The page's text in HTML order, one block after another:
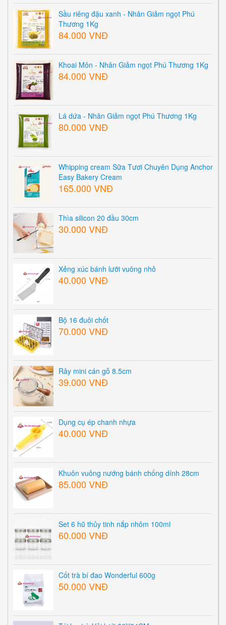
Sầu riêng đậu xanh - Nhân Giảm ngọt Phú
Thương 1Kg
84.000 VNĐ
Khoai Môn - Nhân Giảm ngọt Phú Thương 1Kg
84.000 VNĐ
Lá dứa - Nhân Giảm ngọt Phú Thương 1Kg
80.000 VNĐ
Whipping cream Sữa Tươi Chuyên Dụng Anchor
Easy Bakery Cream
165.000 VNĐ
Thìa silicon 20 đầu 30cm
30.000 VNĐ
Xẻng xúc bánh lưỡi vuông nhỏ
40.000 VNĐ
Bộ 16 đuôi chốt
70.000 VNĐ
Rây mini cán gỗ 8.5cm
39.000 VNĐ
Dụng cụ ép chanh nhựa
40.000 VNĐ
Khuôn vuông nướng bánh chống dính 28cm
85.000 VNĐ
Set 6 hũ thủy tinh nắp nhôm 100ml
60.000 VNĐ
Cốt trà bí đao Wonderful 600g
50.000 VNĐ